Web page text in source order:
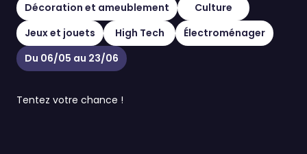
Décoration et ameublement
Culture
Jeux et jouets
High Tech
Électroménager
Du 06/05 au 23/06
Tentez votre chance !